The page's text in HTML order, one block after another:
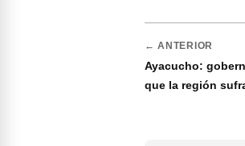
← ANTERIOR
Ayacucho:
que la región